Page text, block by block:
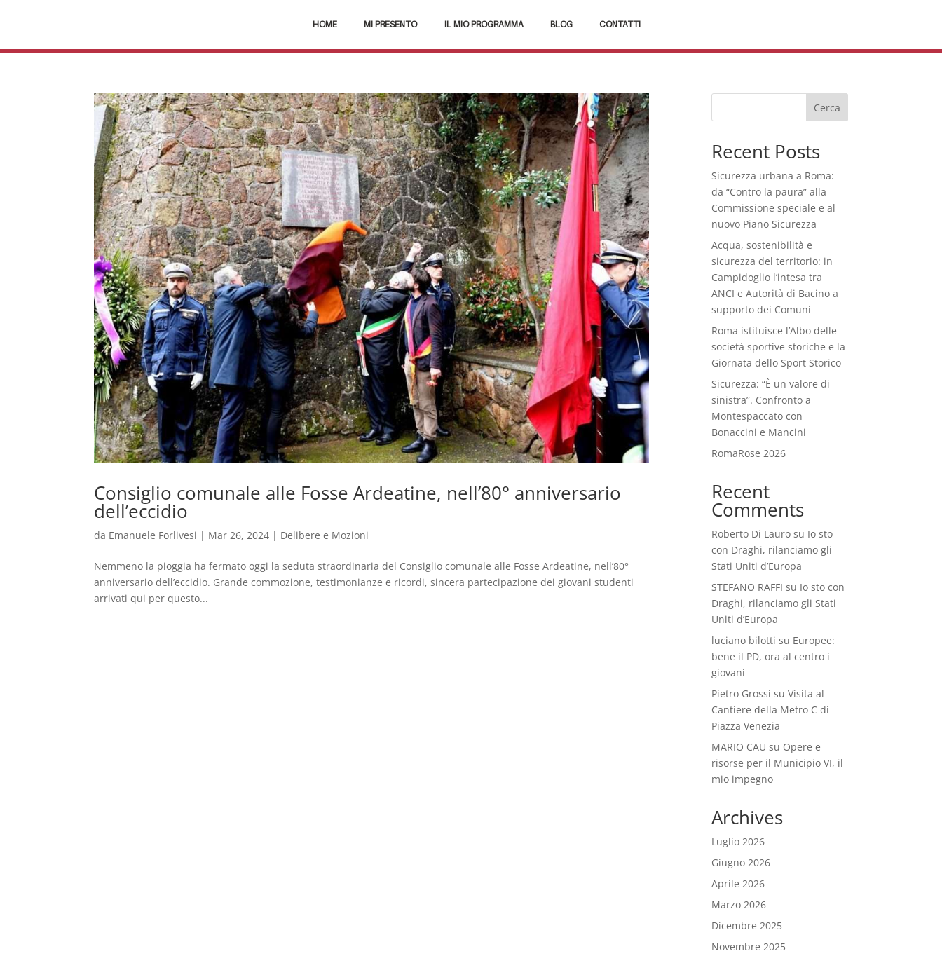
HOME MI PRESENTO IL MIO PROGRAMMA BLOG CONTATTI
Consiglio comunale alle Fosse Ardeatine, nell’80° anniversario
dell’eccidio
da Emanuele Forlivesi | Mar 26, 2024 | Delibere e Mozioni
Nemmeno la pioggia ha fermato oggi la seduta straordinaria del Consiglio comunale alle Fosse Ardeatine, nell’80°
anniversario dell’eccidio. Grande commozione, testimonianze e ricordi, sincera partecipazione dei giovani studenti
arrivati qui per questo...
Cerca
Recent Posts
Sicurezza urbana a Roma:
da “Contro la paura” alla
Commissione speciale e al
nuovo Piano Sicurezza
Acqua, sostenibilità e
sicurezza del territorio: in
Campidoglio l’intesa tra
ANCI e Autorità di Bacino a
supporto dei Comuni
Roma istituisce l’Albo delle
società sportive storiche e la
Giornata dello Sport Storico
Sicurezza: “È un valore di
sinistra”. Confronto a
Montespaccato con
Bonaccini e Mancini
RomaRose 2026
Recent
Comments
Roberto Di Lauro su Io sto
con Draghi, rilanciamo gli
Stati Uniti d’Europa
STEFANO RAFFI su Io sto con
Draghi, rilanciamo gli Stati
Uniti d’Europa
luciano bilotti su Europee:
bene il PD, ora al centro i
giovani
Pietro Grossi suVisita al
Cantiere della Metro C di
Piazza Venezia
MARIO CAU su Opere e
risorse per il Municipio VI, il
mio impegno
Archives
Luglio 2026
Giugno 2026
Aprile 2026
Marzo 2026
Dicembre 2025
Novembre 2025